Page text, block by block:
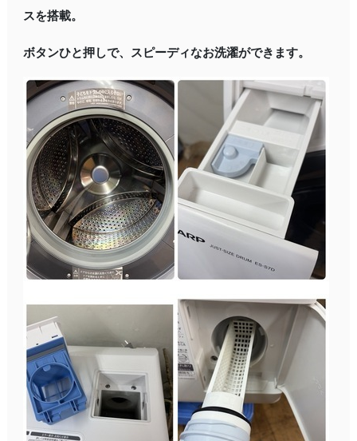
スを搭載。
ボタンひと押しで、スピーディなお洗濯ができます。